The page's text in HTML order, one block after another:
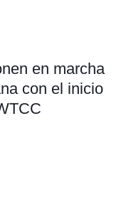
en marcha
con el inicio